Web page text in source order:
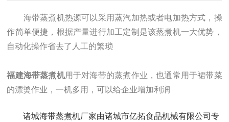
海带蒸煮机热源可以采用蒸汽加热或者电加热方式，操
作简单便捷，根据产量进行加工定制是该蒸煮机一大优势，
自动化操作省去了人工的繁琐
福建海带蒸煮机用于对海带的蒸煮作业，也通常用于裙带菜
的漂烫作业，一机多用，可以给企业增加利润
诸城海带蒸煮机厂家由诸城市亿拓食品机械有限公司专